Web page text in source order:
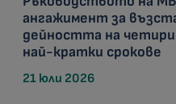
ангажимент за
дейността на
най-кратки срокове
21 юли 2026